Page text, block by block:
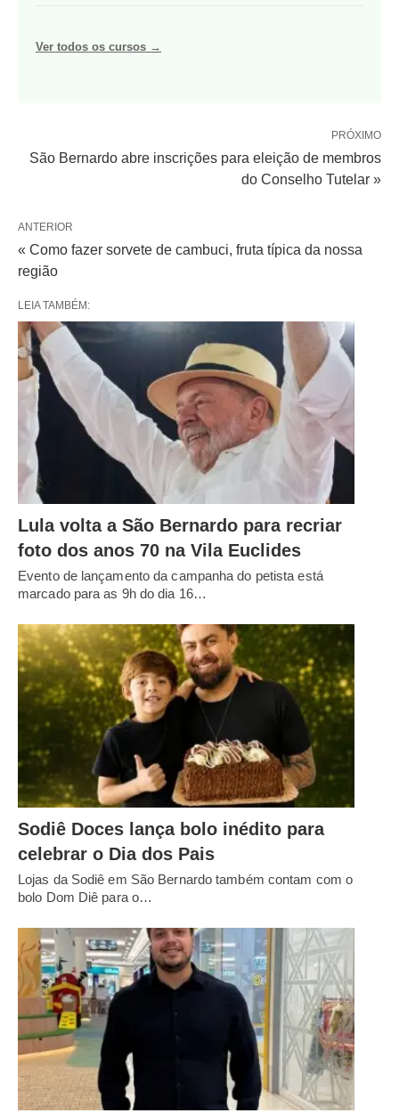
Ver todos os cursos →
PRÓXIMO
São Bernardo abre inscrições para eleição de membros
do Conselho Tutelar »
ANTERIOR
« Como fazer sorvete de cambuci, fruta típica da nossa
região
LEIA TAMBÉM:
Lula volta a São Bernardo para recriar
foto dos anos 70 na Vila Euclides
Evento de lançamento da campanha do petista está
marcado para as 9h do dia 16…
Sodiê Doces lança bolo inédito para
celebrar o Dia dos Pais
Lojas da Sodiê em São Bernardo também contam com o
bolo Dom Diê para o…